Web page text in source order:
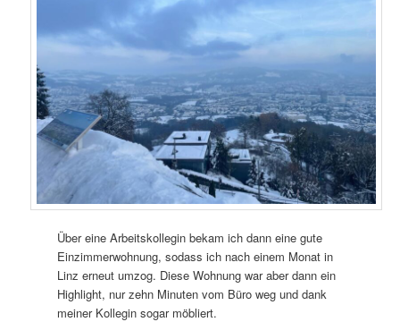
Über eine Arbeitskollegin bekam ich dann eine gute
Einzimmerwohnung, sodass ich nach einem Monat in
Linz erneut umzog. Diese Wohnung war aber dann ein
Highlight, nur zehn Minuten vom Büro weg und dank
meiner Kollegin sogar möbliert.